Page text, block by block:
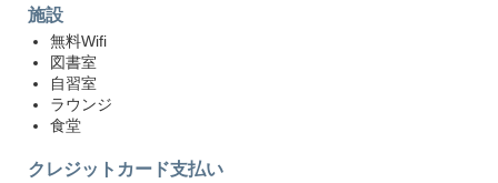
施設
無料Wifi
図書室
自習室
ラウンジ
食堂
クレジットカード支払い